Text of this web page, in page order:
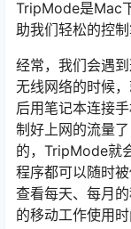
TripMode是Mac
助我们轻松的控
经常，我们会遇
无线网络的时候
后用笔记本连接
制好上网的流量
的，TripMode就
程序都可以随时
查看每天、每月
的移动工作使用时